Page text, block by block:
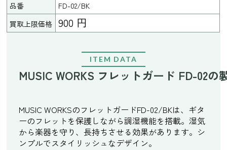
品番
FD-02/BK
買取上限価格
900 円
ITEM DATA
MUSIC WORKS フレットガード FD-02の
MUSIC WORKSのフレットガードFD-02/BKは、ギタ
ーのフレットを保護しながら調湿機能を搭載。湿気
から楽器を守り、長持ちさせる効果があります。シ
ンプルでスタイリッシュなデザイン。